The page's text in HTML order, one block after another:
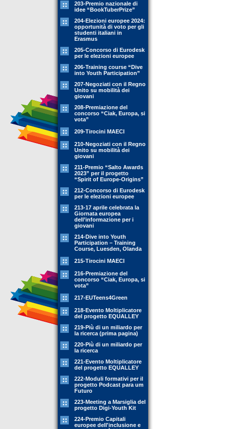
203-Premio nazionale di
idee “BookTuberPrize”
204-Elezioni europee 2024:
opportunità di voto per gli
studenti italiani in
Erasmus
205-Concorso di Eurodesk
per le elezioni europee
206-Training course “Dive
into Youth Participation”
207-Negoziati con il Regno
Unito su mobilità dei
giovani
208-Premiazione del
concorso “Ciak, Europa, si
vota”
209-Tirocini MAECI
210-Negoziati con il Regno
Unito su mobilità dei
giovani
211-Premio “Salto Awards
2023” per il progetto
“Spirit of Europe-Origins”
212-Concorso di Eurodesk
per le elezioni europee
213-17 aprile celebrata la
Giornata europea
dell’informazione per i
giovani
214-Dive into Youth
Participation – Training
Course, Luesden, Olanda
215-Tirocini MAECI
216-Premiazione del
concorso “Ciak, Europa, si
vota”
217-EUTeens4Green
218-Evento Moltiplicatore
del progetto EQUALLEY
219-Più di un miliardo per
la ricerca (prima pagina)
220-Più di un miliardo per
la ricerca
221-Evento Moltiplicatore
del progetto EQUALLEY
222-Moduli formativi per il
progetto Podcast para um
Futuro
223-Meeting a Marsiglia del
progetto Digi-Youth Kit
224-Premio Capitali
europee dell'inclusione e